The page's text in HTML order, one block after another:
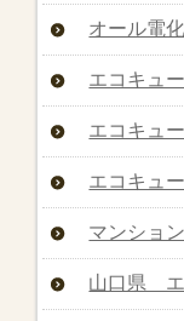
オール電化
エコキュ
エコキュ
エコキュ
マンショ
山口県 エ